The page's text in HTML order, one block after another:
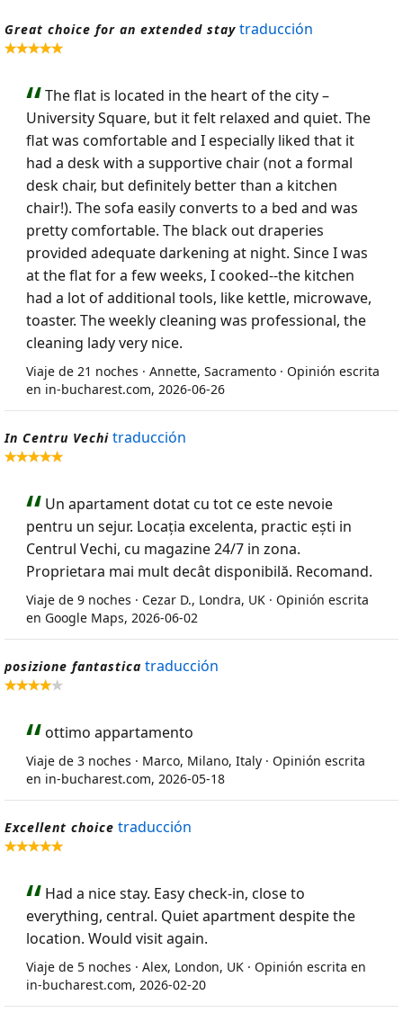
Great choice for an extended stay traducción
The flat is located in the heart of the city –
University Square, but it felt relaxed and quiet. The
flat was comfortable and I especially liked that it
had a desk with a supportive chair (not a formal
desk chair, but definitely better than a kitchen
chair!). The sofa easily converts to a bed and was
pretty comfortable. The black out draperies
provided adequate darkening at night. Since I was
at the flat for a few weeks, I cooked--the kitchen
had a lot of additional tools, like kettle, microwave,
toaster. The weekly cleaning was professional, the
cleaning lady very nice.
Viaje de 21 noches · Annette, Sacramento · Opinión escrita
en in-bucharest.com, 2026-06-26
In Centru Vechi traducción
Un apartament dotat cu tot ce este nevoie
pentru un sejur. Locația excelenta, practic ești in
Centrul Vechi, cu magazine 24/7 in zona.
Proprietara mai mult decât disponibilă. Recomand.
Viaje de 9 noches · Cezar D., Londra, UK · Opinión escrita
en Google Maps, 2026-06-02
posizione fantastica traducción
ottimo appartamento
Viaje de 3 noches · Marco, Milano, Italy · Opinión escrita
en in-bucharest.com, 2026-05-18
Excellent choice traducción
Had a nice stay. Easy check-in, close to
everything, central. Quiet apartment despite the
location. Would visit again.
Viaje de 5 noches · Alex, London, UK · Opinión escrita en
in-bucharest.com, 2026-02-20